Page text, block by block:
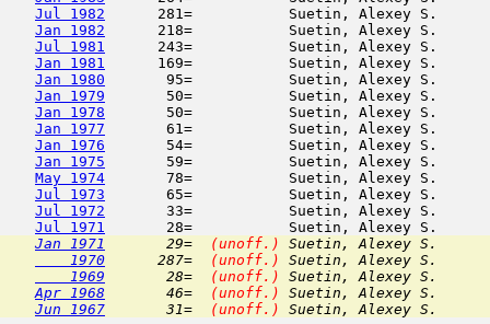
Jul 1982
281=           Suetin, Alexey S.
Jan 1982
218=           Suetin, Alexey S.
Jul 1981
243=           Suetin, Alexey S.
Jan 1981
169=           Suetin, Alexey S.
Jan 1980
95=           Suetin, Alexey S.
Jan 1979
50=           Suetin,
Jan 1978
50=           Suetin, Alexey S.
Jan 1977
61=           Suetin,
Jan 1976
54=           Suetin, Alexey S.
Jan 1975
59=           Suetin, Alexey S.
May 1974
78=           Suetin, Alexey S.
Jul 1973
65=           Suetin, Alexey S.
Jul 1972
33=           Suetin, Alexey S.
Jul 1971
Jan 1971
       29=
(unoff.)
Suetin,
    1970
      287=
(unoff.)
Suetin,
    1969
       28=
(unoff.)
Suetin,
Apr 1968
       46=
(unoff.)
Suetin,
Jun 1967
       31=
(unoff.) Suetin,